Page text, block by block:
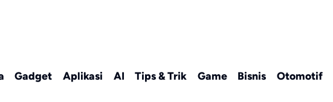
Gadget Aplikasi AI Tips & Trik Game Bisnis Otomotif